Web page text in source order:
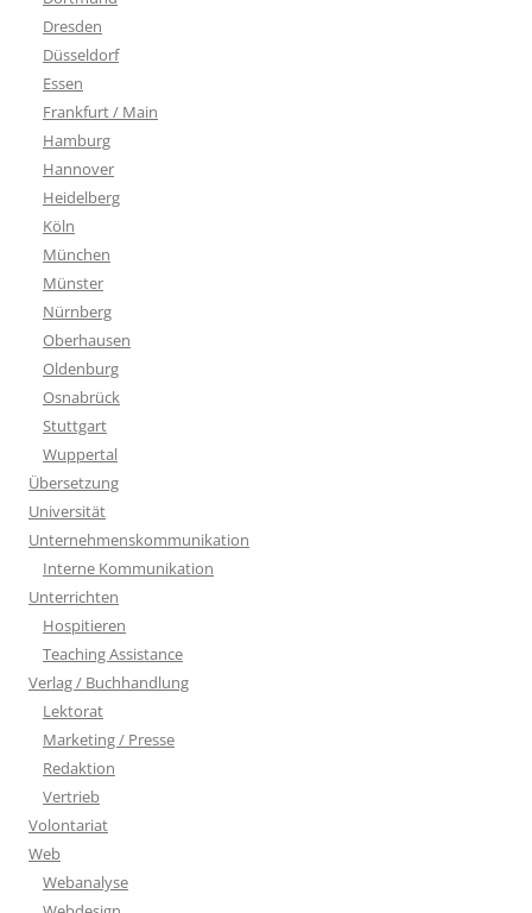
Dresden
Düsseldorf
Essen
Frankfurt / Main
Hamburg
Hannover
Heidelberg
Köln
München
Münster
Nürnberg
Oberhausen
Oldenburg
Osnabrück
Stuttgart
Wuppertal
Übersetzung
Universität
Unternehmenskommunikation
Interne Kommunikation
Unterrichten
Hospitieren
Teaching Assistance
Verlag / Buchhandlung
Lektorat
Marketing / Presse
Redaktion
Vertrieb
Volontariat
Web
Webanalyse